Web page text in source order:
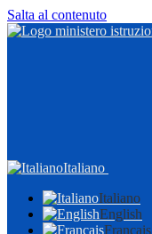
Salta al contenuto
Italiano
Italiano
English
Français